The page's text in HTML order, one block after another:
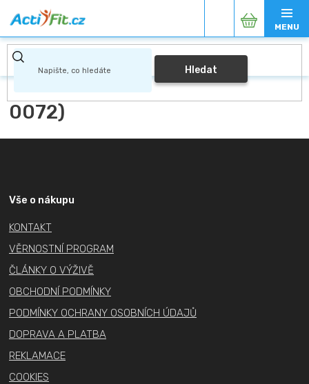
na
obsah
Hledat
Nákupní
košík
0072)
Vše o nákupu
KONTAKT
VĚRNOSTNÍ PROGRAM
ČLÁNKY O VÝŽIVĚ
OBCHODNÍ PODMÍNKY
PODMÍNKY OCHRANY OSOBNÍCH ÚDAJŮ
DOPRAVA A PLATBA
REKLAMACE
COOKIES